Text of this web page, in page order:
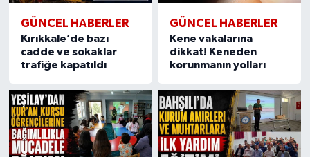
GÜNCEL HABERLER
Kırıkkale’de bazı
cadde ve sokaklar
trafiğe kapatıldı
GÜNCEL HABERLER
Kene vakalarına
dikkat! Keneden
korunmanın yolları